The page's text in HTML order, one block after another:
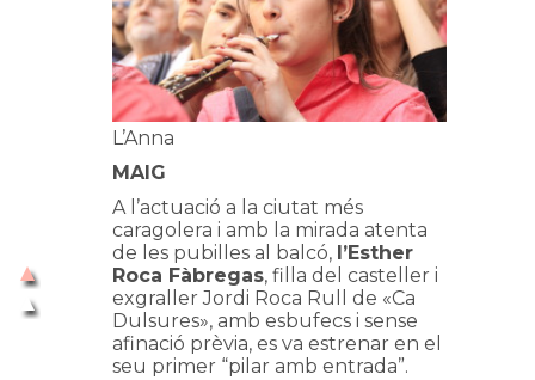
L’Anna
MAIG
A l’actuació a la ciutat més
caragolera i amb la mirada atenta
de les pubilles al balcó, l’Esther
Roca Fàbregas, filla del casteller i
exgraller Jordi Roca Rull de «Ca
Dulsures», amb esbufecs i sense
afinació prèvia, es va estrenar en el
seu primer “pilar amb entrada”.